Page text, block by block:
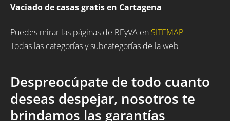
Vaciado de casas gratis en Cartagena
Puedes mirar las páginas de REyVA en SITEMAP
Todas las categorías y subcategorías de la web
Despreocúpate de todo cuanto
deseas despejar, nosotros te
brindamos las garantías